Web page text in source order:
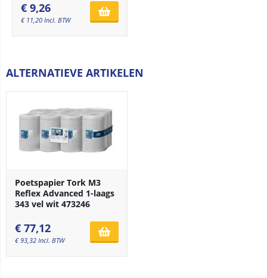
€ 9,26
€ 11,20 Incl. BTW
ALTERNATIEVE ARTIKELEN
Poetspapier Tork M3
Reflex Advanced 1-laags
343 vel wit 473246
€ 77,12
€93,32 Incl. BTW